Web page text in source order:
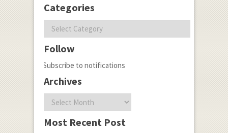
Categories
Follow
Subscribe to notifications
Archives
Most Recent Post